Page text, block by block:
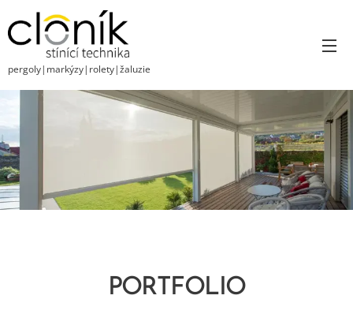
pergoly|markýzy|rolety|žaluzie
PORTFOLIO